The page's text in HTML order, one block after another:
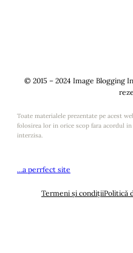
© 2015 – 2024 Image Blogging
Toate materialele prezentate pe acest
folosirea lor in orice scop fara acordul
interzisa.
…a perrfect site
Termeni și condițiiPolitică